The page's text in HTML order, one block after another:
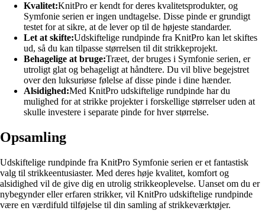
Kvalitet:KnitPro er kendt for deres kvalitetsprodukter, og
Symfonie serien er ingen undtagelse. Disse pinde er grundigt
testet for at sikre, at de lever op til de højeste standarder.
Let at skifte:Udskiftelige rundpinde fra KnitPro kan let skiftes
ud, så du kan tilpasse størrelsen til dit strikkeprojekt.
Behagelige at bruge:Træet, der bruges i Symfonie serien, er
utroligt glat og behageligt at håndtere. Du vil blive begejstret
over den luksuriøse følelse af disse pinde i dine hænder.
Alsidighed:Med KnitPro udskiftelige rundpinde har du
mulighed for at strikke projekter i forskellige størrelser uden at
skulle investere i separate pinde for hver størrelse.
Opsamling
Udskiftelige rundpinde fra KnitPro Symfonie serien er et fantastisk
valg til strikkeentusiaster. Med deres høje kvalitet, komfort og
alsidighed vil de give dig en utrolig strikkeoplevelse. Uanset om du er
nybegynder eller erfaren strikker, vil KnitPro udskiftelige rundpinde
være en værdifuld tilføjelse til din samling af strikkeværktøjer.